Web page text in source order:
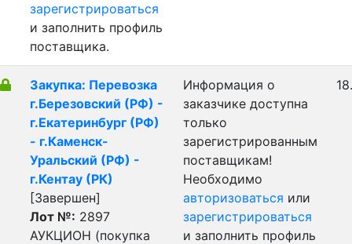
зарегистрироваться
и заполнить профиль
поставщика.
Закупка: Перевозка
г.Березовский (РФ) -
г.Екатеринбург (РФ)
- г.Каменск-
Уральский (РФ) -
г.Кентау (РК)
[Завершен]
Лот №: 2897
АУКЦИОН (покупка
Информация о
заказчике доступна
только
зарегистрированным
поставщикам!
Необходимо
авторизоваться или
зарегистрироваться
и заполнить профиль